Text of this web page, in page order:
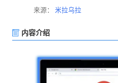
来源： 米拉乌拉
内容介绍